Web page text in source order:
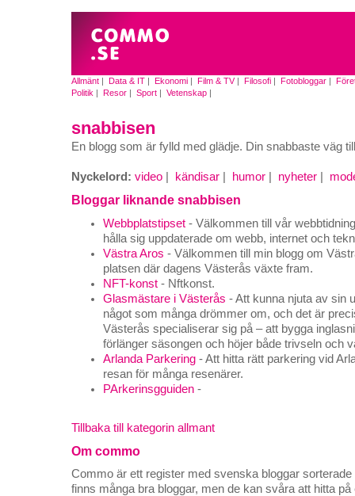
Allmänt | Data & IT | Ekonomi | Film & TV| Filosofi | Fotobloggar |
Politik | Resor | Sport | Vetenskap |
snabbisen
En blogg som är fylld med glädje. Din snabbaste väg
Nyckelord: video kändisar humor nyheter
Bloggar liknande snabbisen
Webbplatstipset - Välkommen till vår
hålla sig uppdaterade om webb, internet och
Västra Aros - Välkommen till min blogg om
platsen där dagens Västerås växte fram.
NFT-konst - Nftkonst.
Glasmästare i Västerås - Att kunna njuta av sin
något som många drömmer om, och det är
Västerås specialiserar sig på – att bygga
förlänger säsongen och höjer både trivseln och
Arlanda Parkering - Att hitta rätt parkering vid
resan för många resenärer.
PArkerinsgguiden -
Tillbaka till kategorin allmant
Om commo
Commo är ett register med svenska bloggar sorterade
finns många bra bloggar, men de kan svåra att hitta